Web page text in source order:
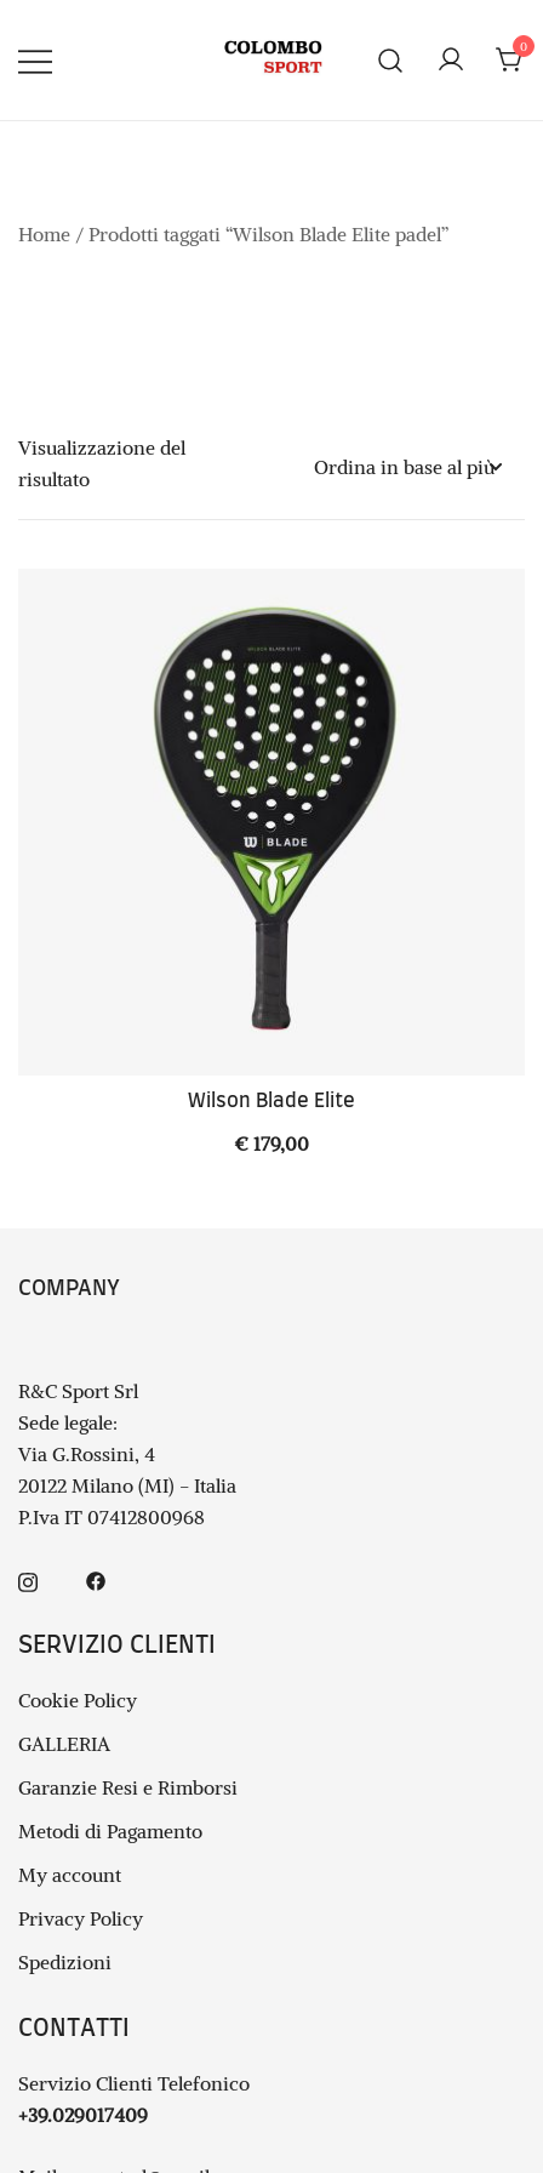
contenuto
0
Home / Prodotti taggati “Wilson Blade Elite padel”
Visualizzazione del
risultato
Wilson Blade Elite
€ 179,00
COMPANY
R&C Sport Srl
Sede legale:
Via G.Rossini, 4
20122 Milano (MI) - Italia
P.Iva IT 07412800968
SERVIZIO CLIENTI
Cookie Policy
GALLERIA
Garanzie Resi e Rimborsi
Metodi di Pagamento
My account
Privacy Policy
Spedizioni
CONTATTI
Servizio Clienti Telefonico
+39.029017409